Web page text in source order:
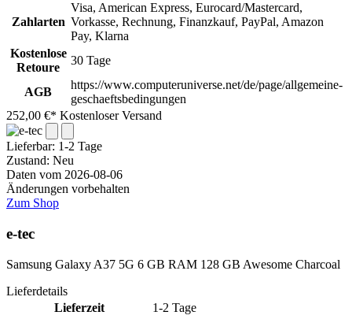
Zahlarten
Visa, American Express, Eurocard/Mastercard,
Vorkasse, Rechnung, Finanzkauf, PayPal, Amazon
Pay, Klarna
Kostenlose
Retoure
30 Tage
AGB
https://www.computeruniverse.net/de/page/allgemeine-
geschaeftsbedingungen
252,00 €* Kostenloser Versand
Lieferbar: 1-2 Tage
Zustand: Neu
Daten vom 2026-08-06
Änderungen vorbehalten
Zum Shop
e-tec
Samsung Galaxy A37 5G 6 GB RAM 128 GB Awesome Charcoal
Lieferdetails
Lieferzeit
1-2 Tage